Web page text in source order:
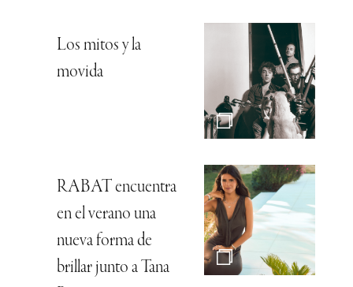
Los mitos y la
movida
RABAT encuentra
en el verano una
nueva forma de
brillar junto a Tana